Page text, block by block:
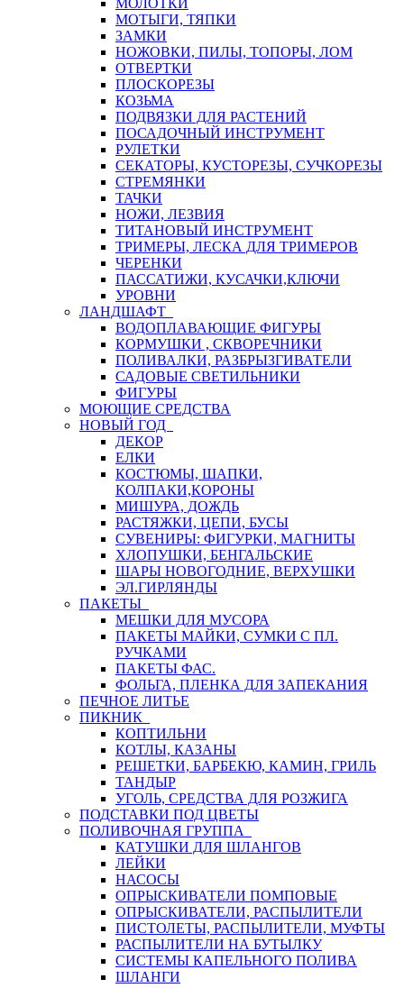
МОЛОТКИ
МОТЫГИ, ТЯПКИ
ЗАМКИ
НОЖОВКИ, ПИЛЫ, ТОПОРЫ, ЛОМ
ОТВЕРТКИ
ПЛОСКОРЕЗЫ
КОЗЬМА
ПОДВЯЗКИ ДЛЯ РАСТЕНИЙ
ПОСАДОЧНЫЙ ИНСТРУМЕНТ
РУЛЕТКИ
СЕКАТОРЫ, КУСТОРЕЗЫ, СУЧКОРЕЗЫ
СТРЕМЯНКИ
ТАЧКИ
НОЖИ, ЛЕЗВИЯ
ТИТАНОВЫЙ ИНСТРУМЕНТ
ТРИМЕРЫ, ЛЕСКА ДЛЯ ТРИМЕРОВ
ЧЕРЕНКИ
ПАССАТИЖИ, КУСАЧКИ,КЛЮЧИ
УРОВНИ
ЛАНДШАФТ
ВОДОПЛАВАЮЩИЕ ФИГУРЫ
КОРМУШКИ , СКВОРЕЧНИКИ
ПОЛИВАЛКИ, РАЗБРЫЗГИВАТЕЛИ
САДОВЫЕ СВЕТИЛЬНИКИ
ФИГУРЫ
МОЮЩИЕ СРЕДСТВА
НОВЫЙ ГОД
ДЕКОР
ЕЛКИ
КОСТЮМЫ, ШАПКИ,
КОЛПАКИ,КОРОНЫ
МИШУРА, ДОЖДЬ
РАСТЯЖКИ, ЦЕПИ, БУСЫ
СУВЕНИРЫ: ФИГУРКИ, МАГНИТЫ
ХЛОПУШКИ, БЕНГАЛЬСКИЕ
ШАРЫ НОВОГОДНИЕ, ВЕРХУШКИ
ЭЛ.ГИРЛЯНДЫ
ПАКЕТЫ
МЕШКИ ДЛЯ МУСОРА
ПАКЕТЫ МАЙКИ, СУМКИ С ПЛ.
РУЧКАМИ
ПАКЕТЫ ФАС.
ФОЛЬГА, ПЛЕНКА ДЛЯ ЗАПЕКАНИЯ
ПЕЧНОЕ ЛИТЬЕ
ПИКНИК
КОПТИЛЬНИ
КОТЛЫ, КАЗАНЫ
РЕШЕТКИ, БАРБЕКЮ, КАМИН, ГРИЛЬ
ТАНДЫР
УГОЛЬ, СРЕДСТВА ДЛЯ РОЗЖИГА
ПОДСТАВКИ ПОД ЦВЕТЫ
ПОЛИВОЧНАЯ ГРУППА
КАТУШКИ ДЛЯ ШЛАНГОВ
ЛЕЙКИ
НАСОСЫ
ОПРЫСКИВАТЕЛИ ПОМПОВЫЕ
ОПРЫСКИВАТЕЛИ, РАСПЫЛИТЕЛИ
ПИСТОЛЕТЫ, РАСПЫЛИТЕЛИ, МУФТЫ
РАСПЫЛИТЕЛИ НА БУТЫЛКУ
СИСТЕМЫ КАПЕЛЬНОГО ПОЛИВА
ШЛАНГИ